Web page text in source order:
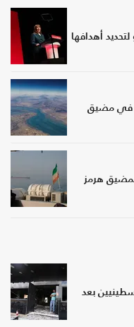
لتحديد أهدافها
في مضيق
هرمز
بعد